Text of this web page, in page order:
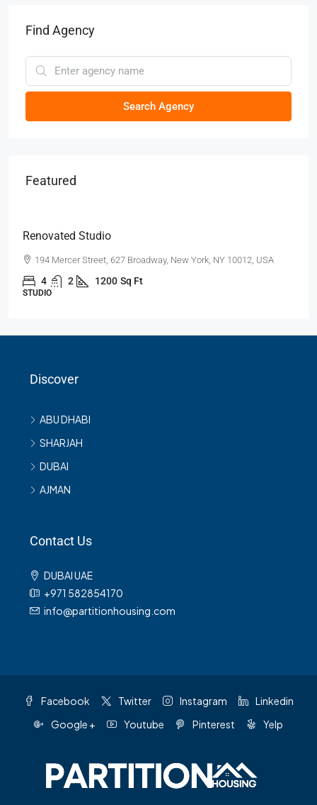
Find Agency
Search Agency
Featured
Renovated Studio
194 Mercer Street, 627 Broadway, New York, NY 10012, USA
4 2 1200 Sq Ft
STUDIO
Discover
ABU DHABI
SHARJAH
DUBAI
AJMAN
Contact Us
DUBAI UAE
+971 582854170
info@partitionhousing.com
Facebook Twitter Instagram
Linkedin
Google +
Youtube Pinterest Yelp